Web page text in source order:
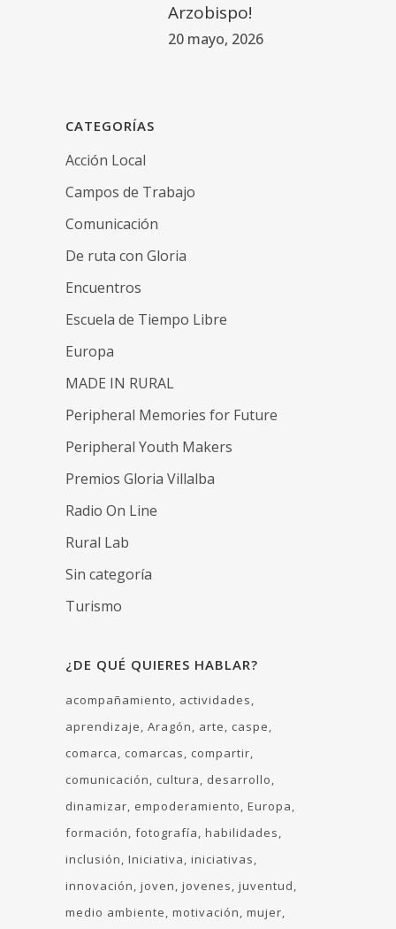
Arzobispo!
20 mayo, 2026
CATEGORÍAS
Acción Local
Campos de Trabajo
Comunicación
De ruta con Gloria
Encuentros
Escuela de Tiempo Libre
Europa
MADE IN RURAL
Peripheral Memories for Future
Peripheral Youth Makers
Premios Gloria Villalba
Radio On Line
Rural Lab
Sin categoría
Turismo
¿DE QUÉ QUIERES HABLAR?
acompañamiento
actividades
aprendizaje Aragón arte
caspe
comarca
comarcas
compartir
comunicación
cultura
desarrollo
dinamizar empoderamiento Europa
formación fotografía habilidades
inclusión Iniciativa iniciativas
innovación joven jovenes juventud
medio ambiente motivación mujer